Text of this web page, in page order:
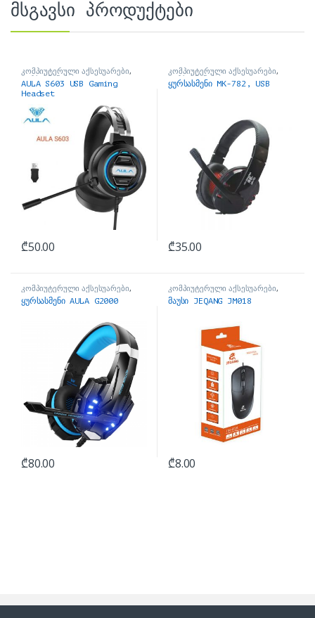
მსგავსი პროდუქტები
კომპიუტერული აქსესუარები,
ყურსასმენები
AULA S603 USB Gaming
Headset
₾50.00
კომპიუტერული აქსესუარები,
ყურსასმენები
ყურსასმენი MK-782, USB
₾35.00
კომპიუტერული აქსესუარები,
ყურსასმენები
ყურსასმენი AULA G2000
₾80.00
კომპიუტერული აქსესუარები,
მაუსები
მაუსი JEQANG JM018
₾8.00